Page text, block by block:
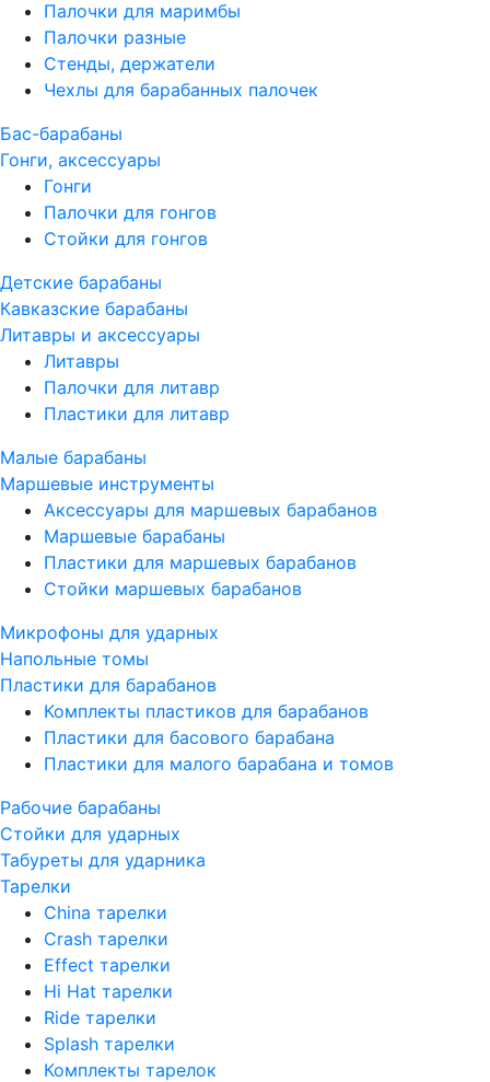
Палочки для маримбы
Палочки разные
Стенды, держатели
Чехлы для барабанных палочек
Бас-барабаны
Гонги, аксессуары
Гонги
Палочки для гонгов
Стойки для гонгов
Детские барабаны
Кавказские барабаны
Литавры и аксессуары
Литавры
Палочки для литавр
Пластики для литавр
Малые барабаны
Маршевые инструменты
Аксессуары для маршевых барабанов
Маршевые барабаны
Пластики для маршевых барабанов
Стойки маршевых барабанов
Микрофоны для ударных
Напольные томы
Пластики для барабанов
Комплекты пластиков для барабанов
Пластики для басового барабана
Пластики для малого барабана и томов
Рабочие барабаны
Стойки для ударных
Табуреты для ударника
Тарелки
China тарелки
Crash тарелки
Effect тарелки
Hi Hat тарелки
Ride тарелки
Splash тарелки
Комплекты тарелок